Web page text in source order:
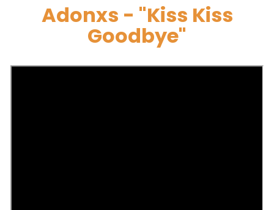
Adonxs - "Kiss Kiss
Goodbye"